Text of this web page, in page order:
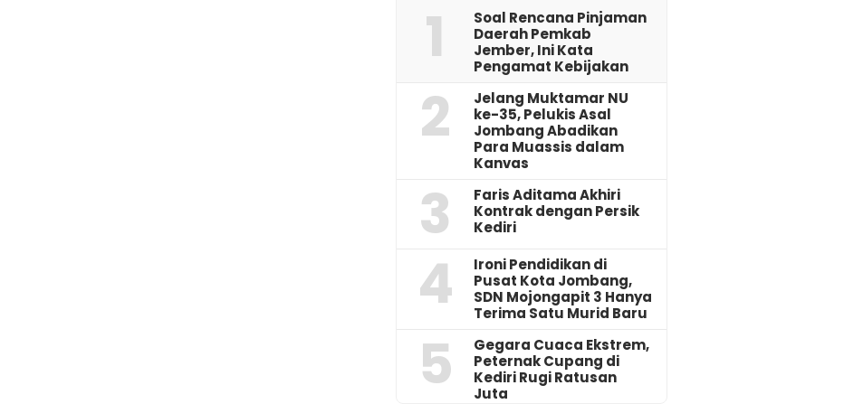
1
‎Soal Rencana Pinjaman
Daerah Pemkab
Jember, Ini Kata
Pengamat Kebijakan ‎
2
Jelang Muktamar NU
ke-35, Pelukis Asal
Jombang Abadikan
Para Muassis dalam
Kanvas
3
Faris Aditama Akhiri
Kontrak dengan Persik
Kediri
4
Ironi Pendidikan di
Pusat Kota Jombang,
SDN Mojongapit 3 Hanya
Terima Satu Murid Baru
5
‎Gegara Cuaca Ekstrem,
Peternak Cupang di
Kediri Rugi Ratusan
Juta